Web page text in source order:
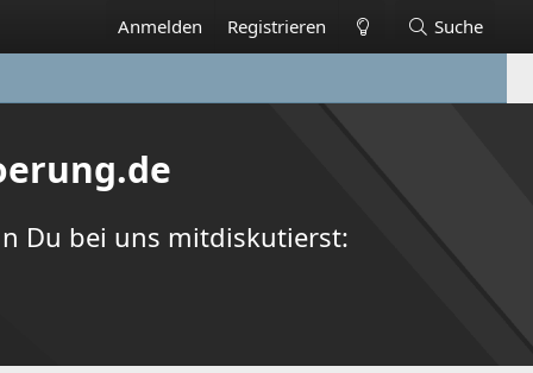
Anmelden Registrieren Suche
Du bei uns mitdiskutierst: